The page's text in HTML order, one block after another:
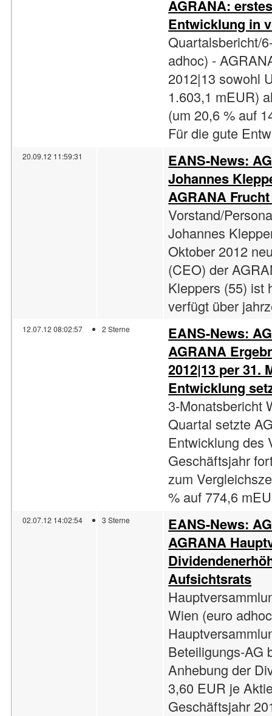
AGRANA:
Entwicklung in
Quartalsbericht/
adhoc) -
2012|13 sowohl
1.603,1 mEUR)
(um 20,6 % auf
Für die gute
20.09.12 11:59:31
EANS-News:
Johannes
AGRANA
Vorstand/
Johannes
Oktober 2012
(CEO) der
Kleppers (55) ist
verfügt über
12.07.12 08:02:57 2 Sterne
EANS-News:
AGRANA
2012|13 per 31.
Entwicklung
3-Monatsbericht
Quartal setzte
Entwicklung des
Geschäftsjahr
zum
% auf 774,6
02.07.12 14:02:54 3 Sterne
EANS-News:
AGRANA
Aufsichtsrats
Wien (euro
Beteiligungs-AG
Anhebung der
3,60 EUR je
Geschäftsjahr